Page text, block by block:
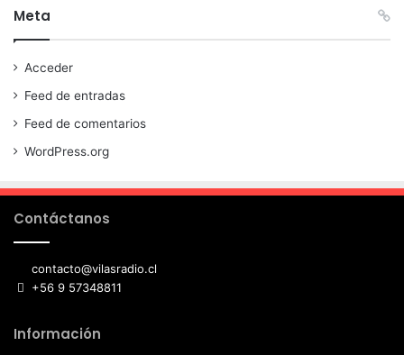
Meta
Acceder
Feed de entradas
Feed de comentarios
WordPress.org
Contáctanos
contacto@vilasradio.cl
+56 9 57348811
Información